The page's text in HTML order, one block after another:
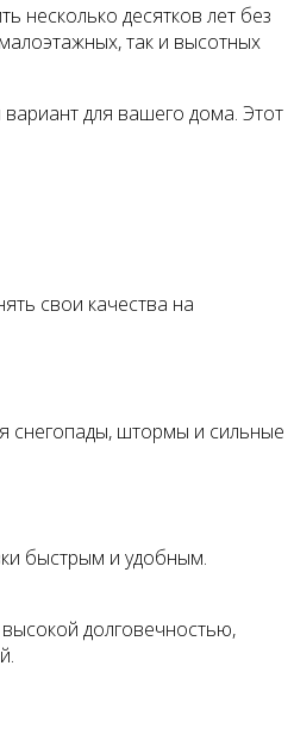
несколько десятков лет без
так и высотных
для вашего дома. Этот
свои качества на
снегопады, штормы и сильные
быстрым и удобным.
долговечностью,